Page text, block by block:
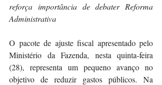
reforça importância de debater Reforma
Administrativa
O pacote de ajuste fiscal apresentado pelo
Ministério da Fazenda, nesta quinta-feira
(28), representa um pequeno avanço no
objetivo de reduzir gastos públicos. Na